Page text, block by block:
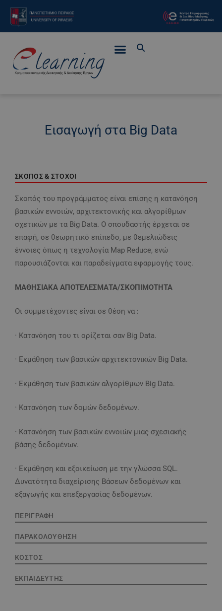
Εισαγωγή στα Big Data
ΣΚΟΠΟΣ & ΣΤΟΧΟΙ
Σκοπός του προγράμματος είναι επίσης η κατανόηση
βασικών εννοιών, αρχιτεκτονικής και αλγορίθμων
σχετικών με τα Big Data. Ο σπουδαστής έρχεται σε
επαφή, σε θεωρητικό επίπεδο, με θεμελιώδεις
έννοιες όπως η τεχνολογία Map Reduce, ενώ
παρουσιάζονται και παραδείγματα εφαρμογής τους.
ΜΑΘΗΣΙΑΚΑ ΑΠΟΤΕΛΕΣΜΑΤΑ/ΣΚΟΠΙΜΟΤΗΤΑ
Οι συμμετέχοντες είναι σε θέση να :
· Κατανόηση του τι ορίζεται σαν Big Data.
· Εκμάθηση των βασικών αρχιτεκτονικών Big Data.
· Εκμάθηση των βασικών αλγορίθμων Big Data.
· Κατανόηση των δομών δεδομένων.
· Κατανόηση των βασικών εννοιών μιας σχεσιακής
βάσης δεδομένων.
· Εκμάθηση και εξοικείωση με την γλώσσα SQL.
Δυνατότητα διαχείρισης Βάσεων δεδομένων και
εξαγωγής και επεξεργασίας δεδομένων.
ΠΕΡΙΓΡΑΦΗ
ΠΑΡΑΚΟΛΟΥΘΗΣΗ
ΚΟΣΤΟΣ
ΕΚΠΑΙΔΕΥΤΗΣ